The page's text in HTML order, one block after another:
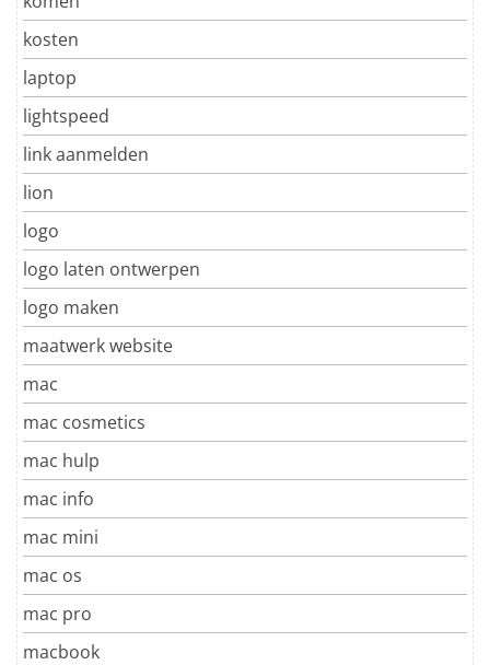
kosten
laptop
lightspeed
link aanmelden
lion
logo
logo laten ontwerpen
logo maken
maatwerk website
mac
mac cosmetics
mac hulp
mac info
mac mini
mac os
mac pro
macbook